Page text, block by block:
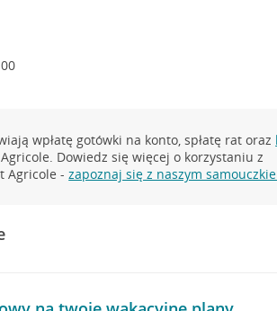
wpłatę gotówki na konto, spłatę rat oraz
Dowiedz się więcej o korzystaniu z
Agricole -zapoznaj się z naszym